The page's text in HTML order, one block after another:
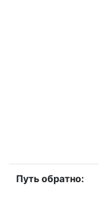
Путь обратно: